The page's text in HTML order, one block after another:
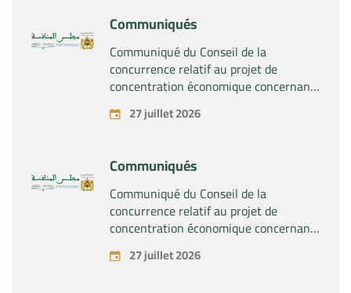
pharmaceutiques « Rilutek » et «
Sabril » détenus par la société « Sanofi
SA »
Communiqués
Communiqué du Conseil de la
concurrence relatif au projet de
concentration économique concernant
la prise du contrôle exclusif par la
société « Plastika Kritis SA » de la
27 juillet 2026
Communiqués
Communiqué du Conseil de la
concurrence relatif au projet de
concentration économique concernant
la prise par la société « Fives SAS » du
contrôle exclusif de la société « Aries
27 juillet 2026